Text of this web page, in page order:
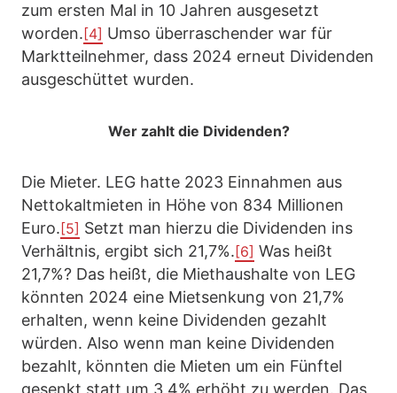
zum ersten Mal in 10 Jahren ausgesetzt
worden. [4] Umso überraschender war für
Marktteilnehmer, dass 2024 erneut Dividenden
ausgeschüttet wurden.
Wer zahlt die Dividenden?
Die Mieter. LEG hatte 2023 Einnahmen aus
Nettokaltmieten in Höhe von 834 Millionen
Euro. [5] Setzt man hierzu die Dividenden ins
Verhältnis, ergibt sich 21,7%. [6] Was heißt
21,7%? Das heißt, die Miethaushalte von LEG
könnten 2024 eine Mietsenkung von 21,7%
erhalten, wenn keine Dividenden gezahlt
würden. Also wenn man keine Dividenden
bezahlt, könnten die Mieten um ein Fünftel
gesenkt statt um 3,4% erhöht zu werden. Das